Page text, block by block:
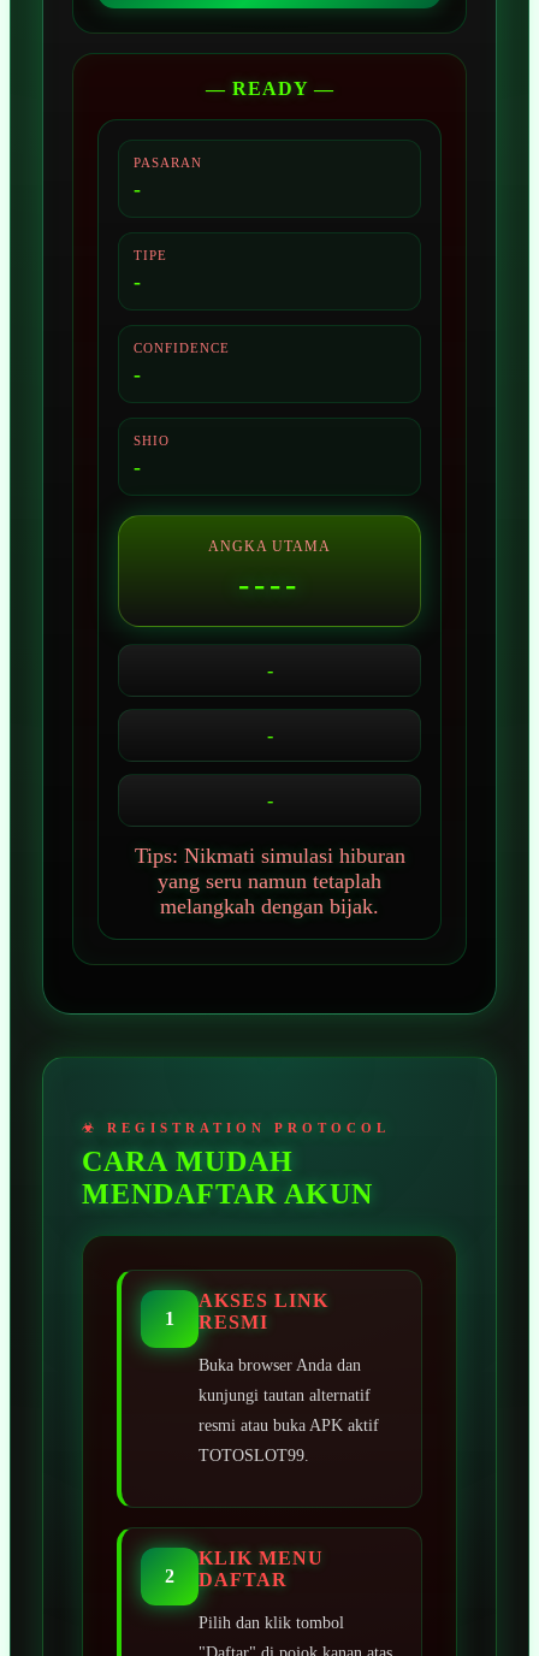
— READY —
PASARAN
-
TIPE
-
CONFIDENCE
-
SHIO
-
ANGKA UTAMA
----
-
-
-
Tips: Nikmati simulasi hiburan
yang seru namun tetaplah
melangkah dengan bijak.
CARA MUDAH
MENDAFTAR AKUN
1
AKSES LINK
RESMI
Buka browser Anda dan
kunjungi tautan alternatif
resmi atau buka APK aktif
TOTOSLOT99.
2
KLIK MENU
DAFTAR
Pilih dan klik tombol